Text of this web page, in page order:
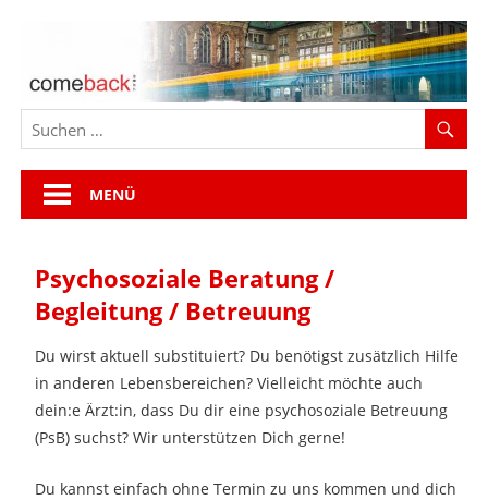
MENÜ
Psychosoziale Beratung /
Begleitung / Betreuung
Du wirst aktuell substituiert? Du benötigst zusätzlich Hilfe
in anderen Lebensbereichen? Vielleicht möchte auch
dein:e Ärzt:in, dass Du dir eine psychosoziale Betreuung
(PsB) suchst? Wir unterstützen Dich gerne!
Du kannst einfach ohne Termin zu uns kommen und dich